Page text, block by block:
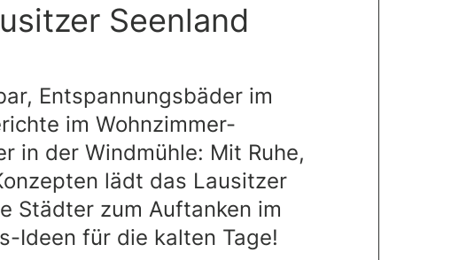
Seenland
Entspannungsbäder im
im Wohnzimmer-
in der Windmühle: Mit Ruhe,
lädt das Lausitzer
Städter zum Auftanken im
Ideen für die kalten Tage!